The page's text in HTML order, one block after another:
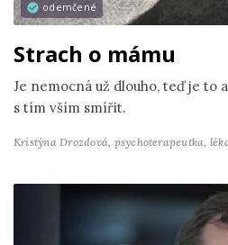
odemčené
Strach o mámu
Je nemocná už dlouho, teď je to
s tím vším smířit.
Kristýna Drozdová, psychoterapeutka,